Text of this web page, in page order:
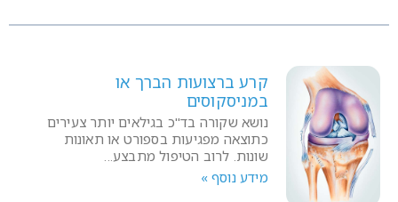
קרע ברצועות הברך או
במניסקוסים
נושא שקורה בד"כ בגילאים יותר צעירים
כתוצאה מפגיעות בספורט או תאונות
שונות. לרוב הטיפול מתבצע
מידע נוסף »